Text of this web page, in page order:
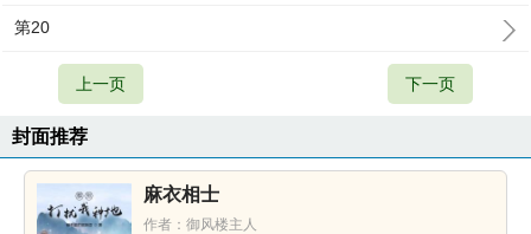
第20
上一页 下一页
封面推荐
麻衣相士
作者：御风楼主人